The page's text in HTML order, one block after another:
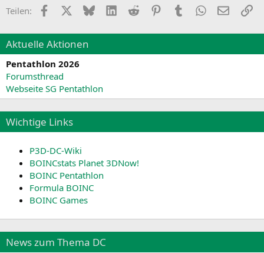
Teilen: Facebook BlueskyLinkedIn
Reddit PinterestTumblr WhatsApp
E-Mail
Aktuelle Aktionen
Pentathlon 2026
Forumsthread
Webseite SG Pentathlon
Wichtige Links
P3D-DC-Wiki
BOINCstats Planet 3DNow!
BOINC Pentathlon
Formula BOINC
BOINC Games
News zum Thema DC